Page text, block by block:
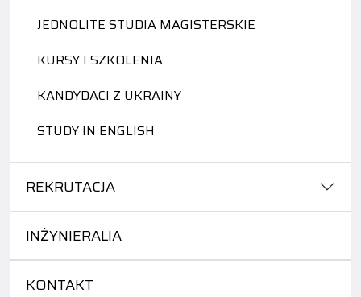
JEDNOLITE STUDIA MAGISTERSKIE
KURSY I SZKOLENIA
KANDYDACI Z UKRAINY
STUDY IN ENGLISH
REKRUTACJA
INŻYNIERALIA
KONTAKT